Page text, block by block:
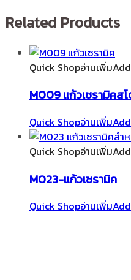
Related Products
Quick Shopอ่านเพิ่ม
M009 แก้วเซรามิคส
Quick Shopอ่านเพิ่ม
Quick Shopอ่านเพิ่ม
M023-แก้วเซรามิค
Quick Shopอ่านเพิ่ม